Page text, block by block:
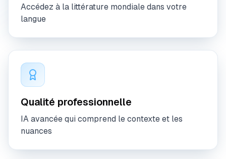
Accédez à la littérature mondiale dans votre
langue
Qualité professionnelle
IA avancée qui comprend le contexte et les
nuances